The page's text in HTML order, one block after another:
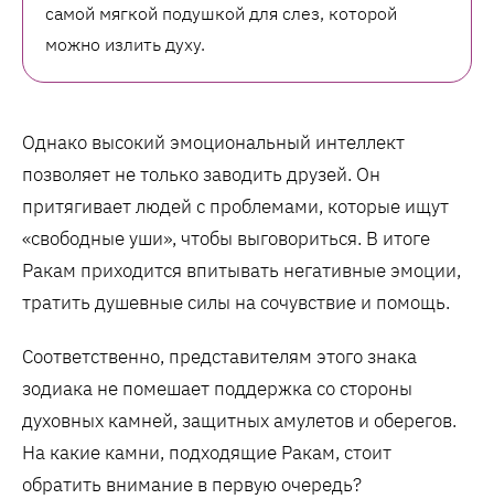
самой мягкой подушкой для слез, которой
можно излить духу.
Однако высокий эмоциональный интеллект
позволяет не только заводить друзей. Он
притягивает людей с проблемами, которые ищут
«свободные уши», чтобы выговориться. В итоге
Ракам приходится впитывать негативные эмоции,
тратить душевные силы на сочувствие и помощь.
Соответственно, представителям этого знака
зодиака не помешает поддержка со стороны
духовных камней, защитных амулетов и оберегов.
На какие камни, подходящие Ракам, стоит
обратить внимание в первую очередь?